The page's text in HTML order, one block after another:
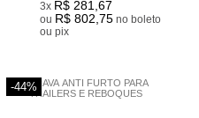
3x R$ 281,67
ou R$ 802,75 no boleto
ou pix
-44%